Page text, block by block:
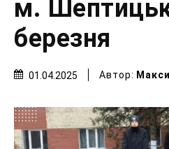
м.
березня
01.04.2025 Автор: